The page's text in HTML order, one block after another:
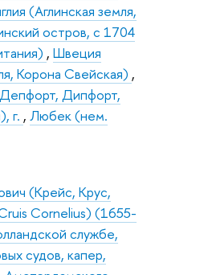
(Аглинская земля,
остров, с 1704
, Швеция
Корона Свейская) ,
Дипфорт,
г. , Любек (нем.
(Крейс, Крус,
Cornelius) (1655-
службе,
судов, капер,